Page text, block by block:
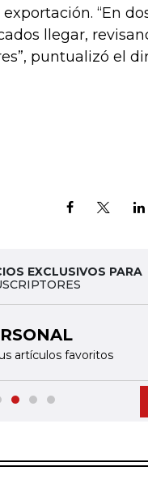
“En
llegar,
puntualizó el
EXCLUSIVOS PARA
artículos favoritos